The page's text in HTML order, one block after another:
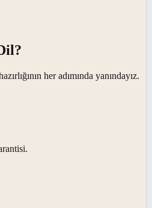
?
her adımında yanındayız.